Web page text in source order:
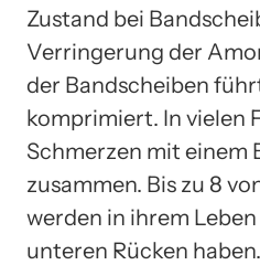
Zustand bei
Verringerung der
der Bandscheiben
komprimiert. In vielen
Schmerzen mit einem
zusammen. Bis zu 8
werden in ihrem
unteren Rücken